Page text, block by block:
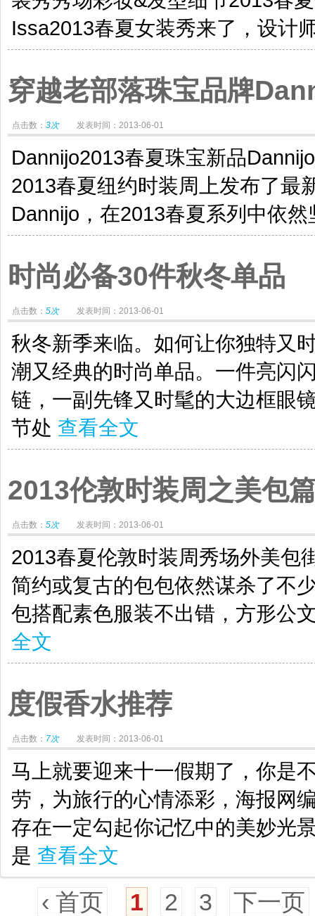
Issa2013春夏女装秀来了，设计
穿越老部落珠宝品牌
点击数： 3次 发表时间：2013-06-01
Dannijo2013春夏珠宝新品
2013春夏纽约时装周上发布了最
Dannijo，在2013春夏系列中依
时尚必备30件秋冬单品
点击数： 5次 发表时间：2013-06-01
秋冬新季来临。如何让你独特又
潮又经典的时尚单品。一件亮闪
链，一副先锋又时髦的大边框眼
节处 查看全文
2013伦敦时装周之美包
点击数： 5次 发表时间：2013-06-01
2013春夏伦敦时装周秀场外美包
简约或复古的包包依然谋杀了不
包搭配素色服装不出错，方形公
全文
度假香水推荐
点击数： 7次 发表时间：2013-06-01
马上就要迎来十一假期了，你是
劳，为旅行的心情添彩，海报网
存在一定勾起你记忆中的美妙光
是 查看全文
‹ 首页 1 2 3 下一页